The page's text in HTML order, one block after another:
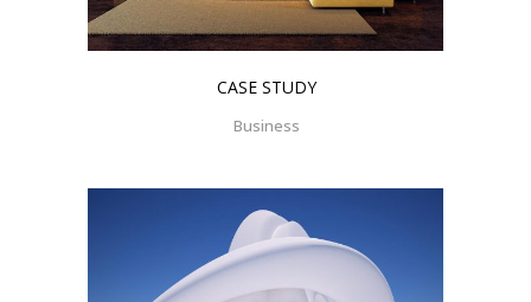
CASE STUDY
Business